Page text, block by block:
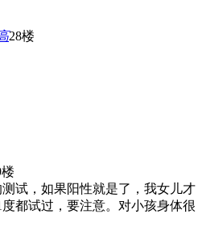
28楼
楼
试，如果阳性就是了，我女儿才
都试过，要注意。对小孩身体很